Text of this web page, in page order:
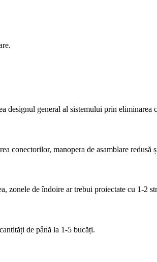
designul general al sistemului prin
conectorilor, manopera de asamblare
zonele de îndoire ar trebui proiectate cu 1-2
de până la 1-5 bucăți.